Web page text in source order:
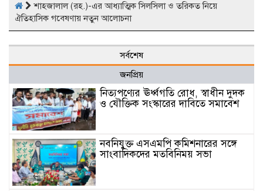
শাহজালাল (রহ.)-এর আধ্যাত্মিক সিলসিলা ও তরিকত নিয়ে
ঐতিহাসিক গবেষণায় নতুন আলোচনা
সর্বশেষ
জনপ্রিয়
নিত্যপণ্যের ঊর্ধ্বগতি রোধ, স্বাধীন দুদক
ও যৌক্তিক সংস্কারের দাবিতে সমাবেশ
নবনিযুক্ত এসএমপি কমিশনারের সঙ্গে
সাংবাদিকদের মতবিনিময় সভা